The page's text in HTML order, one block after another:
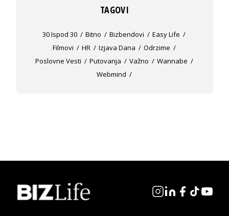
TAGOVI
30 Ispod 30 Bitno Bizbendovi
Easy Life
Filmovi
HR Izjava Dana
Odrzime
Poslovne Vesti
Putovanja Važno
Wannabe
Webmind